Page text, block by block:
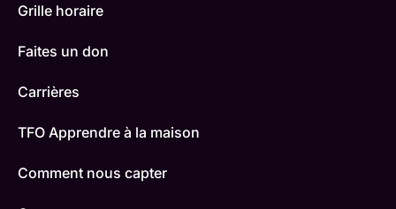
Grille horaire
Faites un don
Carrières
TFO Apprendre à la maison
Comment nous capter